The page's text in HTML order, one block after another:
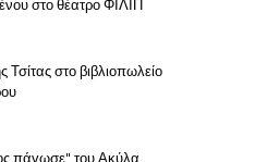
στο θέατρο ΦΙΛΙΠ
στο βιβλιοπωλείο
πάγωσε" του Ακύλα